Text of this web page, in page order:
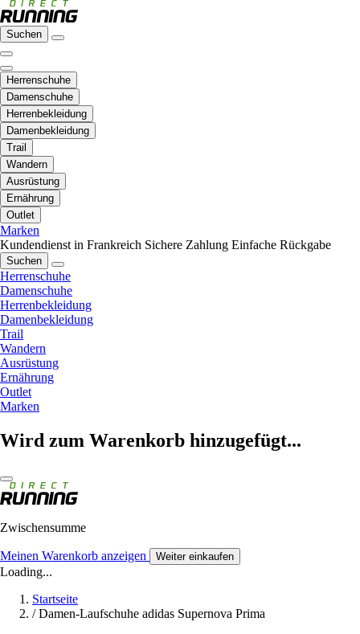
Suchen
Herrenschuhe
Damenschuhe
Herrenbekleidung
Damenbekleidung
Trail
Wandern
Ausrüstung
Ernährung
Outlet
Marken
Kundendienst in Frankreich Sichere Zahlung Einfache Rückgabe
Suchen
Herrenschuhe
Damenschuhe
Herrenbekleidung
Damenbekleidung
Trail
Wandern
Ausrüstung
Ernährung
Outlet
Marken
Wird zum Warenkorb hinzugefügt...
Zwischensumme
Meinen Warenkorb anzeigen Weiter einkaufen
Loading...
Startseite
/ Damen-Laufschuhe adidas Supernova Prima